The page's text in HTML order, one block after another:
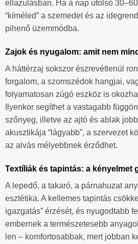
ellazulásban. Ha a nap utolsó
“kíméled” a szemedet és az
pihenő üzemmódba.
Zajok és nyugalom: amit nem
A háttérzaj sokszor észrevétlenül
forgalom, a szomszédok hangjai,
folyamatosan zúgó eszköz is
Ilyenkor segíthet a vastagabb
szőnyeg, illetve az ajtó és ablak
akusztikája “lágyabb”, a szervezet
az alvás mélyebbnek érződhet.
Textíliák és tapintás: a kényelmet
A lepedő, a takaró, a párnahuzat
esztétika. A kellemes tapintás
igazgatás” érzését, és nyugodtabb
embernek a természetesebb
len – komfortosabbak, mert jobban